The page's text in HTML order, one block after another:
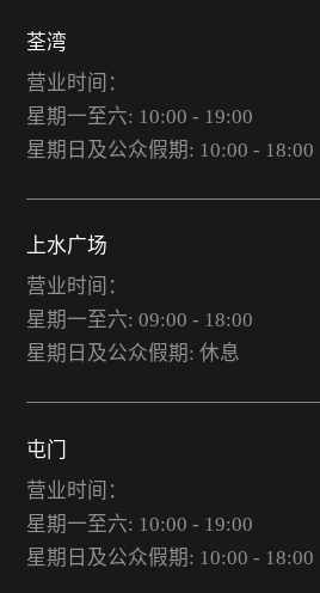
荃湾
营业时间：
星期一至六: 10:00 - 19:00
星期日及公众假期: 10:00 - 18:00
上水广场
营业时间：
星期一至六: 09:00 - 18:00
星期日及公众假期: 休息
屯门
营业时间：
星期一至六: 10:00 - 19:00
星期日及公众假期: 10:00 - 18:00